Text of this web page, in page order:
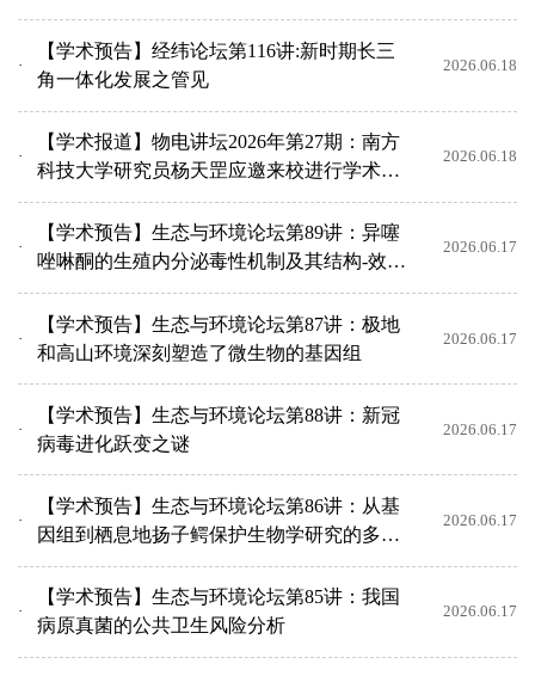
【学术预告】经纬论坛第116讲:新时期长三
角一体化发展之管见
2026.06.18
【学术报道】物电讲坛2026年第27期：南方
科技大学研究员杨天罡应邀来校进行学术交
流
2026.06.18
【学术预告】生态与环境论坛第89讲：异噻
唑啉酮的生殖内分泌毒性机制及其结构-效应
关系研究
2026.06.17
【学术预告】生态与环境论坛第87讲：极地
和高山环境深刻塑造了微生物的基因组
2026.06.17
【学术预告】生态与环境论坛第88讲：新冠
病毒进化跃变之谜
2026.06.17
【学术预告】生态与环境论坛第86讲：从基
因组到栖息地扬子鳄保护生物学研究的多维
整合与未来展望
2026.06.17
【学术预告】生态与环境论坛第85讲：我国
病原真菌的公共卫生风险分析
2026.06.17